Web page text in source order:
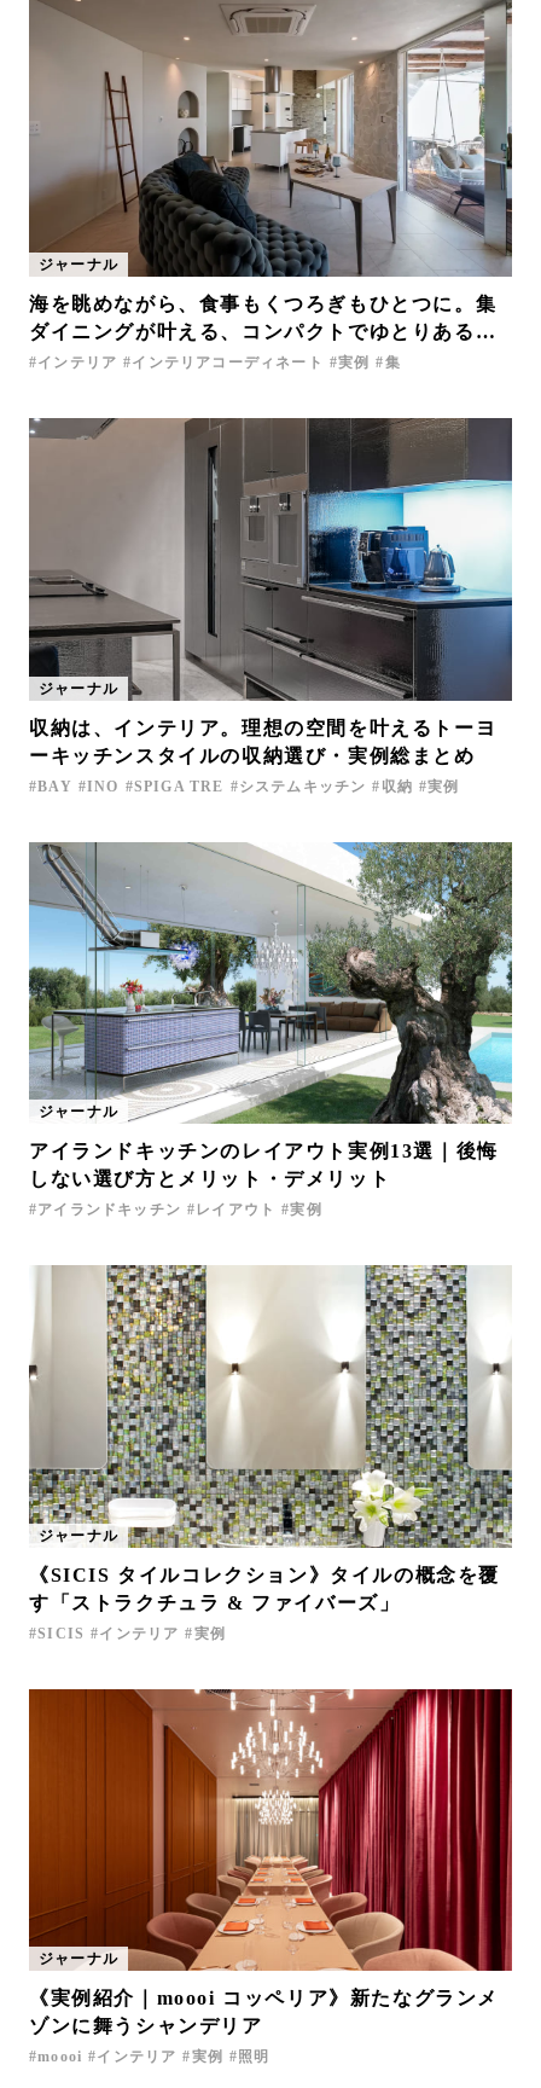
ジャーナル
海を眺めながら、食事もくつろぎもひとつに。集
ダイニングが叶える、コンパクトでゆとりある暮
らし
インテリア インテリアコーディネート 実例 集
ジャーナル
収納は、インテリア。理想の空間を叶えるトーヨ
ーキッチンスタイルの収納選び・実例総まとめ
BAY INO SPIGA TRE システムキッチン 収納 実例
ジャーナル
アイランドキッチンのレイアウト実例13選｜後悔
しない選び方とメリット・デメリット
アイランドキッチン レイアウト 実例
ジャーナル
《SICIS タイルコレクション》タイルの概念を覆
す「ストラクチュラ & ファイバーズ」
SICIS インテリア 実例
ジャーナル
《実例紹介｜moooi コッペリア》新たなグランメ
ゾンに舞うシャンデリア
moooi インテリア 実例 照明